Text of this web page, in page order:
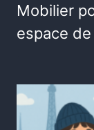
Mobilier
espace